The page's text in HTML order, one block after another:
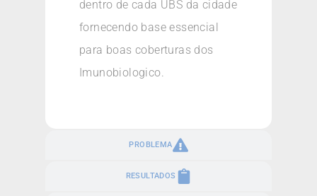
PROBLEMA
RESULTADOS
dentro de cada UBS da cidade
fornecendo base essencial
para boas coberturas dos
Imunobiologico.